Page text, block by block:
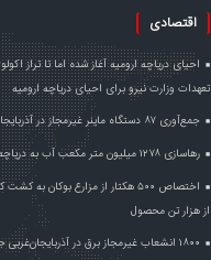
اقتصادی
احیای دریاچه ارومیه آغاز شده اما تا تراز
تعهدات وزارت نیرو برای احیای دریاچه ارومیه
جمع‌آوری ۸۷ دستگاه ماینر غیرمجاز در آذربایجان‌غربی طی سال جاری
رهاسازی ۱۲۷۸ میلیون متر مکعب آب به دریاچه ارومیه
اختصاص ۵۰۰ هکتار از مزارع بوکان
از هزار تن محصول
۱۸۰۰ انشعاب غیرمجاز برق در آذربایجان‌غربی جمع‌آوری می‌شود